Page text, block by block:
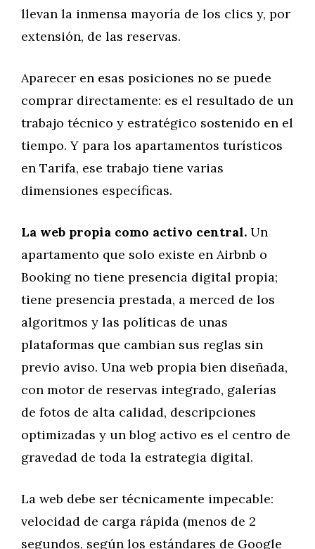
llevan la inmensa mayoría de los clics y, por
extensión, de las reservas.
Aparecer en esas posiciones no se puede
comprar directamente: es el resultado de un
trabajo técnico y estratégico sostenido en el
tiempo. Y para los apartamentos turísticos
en Tarifa, ese trabajo tiene varias
dimensiones específicas.
La web propia como activo central. Un
apartamento que solo existe en Airbnb o
Booking no tiene presencia digital propia;
tiene presencia prestada, a merced de los
algoritmos y las políticas de unas
plataformas que cambian sus reglas sin
previo aviso. Una web propia bien diseñada,
con motor de reservas integrado, galerías
de fotos de alta calidad, descripciones
optimizadas y un blog activo es el centro de
gravedad de toda la estrategia digital.
La web debe ser técnicamente impecable:
velocidad de carga rápida (menos de 2
segundos, según los estándares de Google